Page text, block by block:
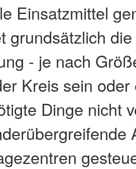
Einsatzmittel
grundsätzlich
- je nach
Kreis sein
Dinge nicht